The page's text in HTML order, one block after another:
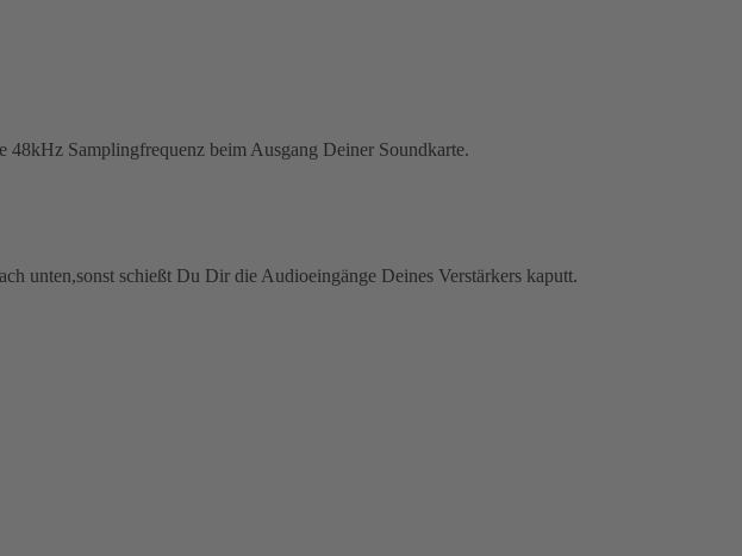
Samplingfrequenz beim Ausgang Deiner Soundkarte.
unten,sonst schießt Du Dir die Audioeingänge Deines Verstärkers kaputt.